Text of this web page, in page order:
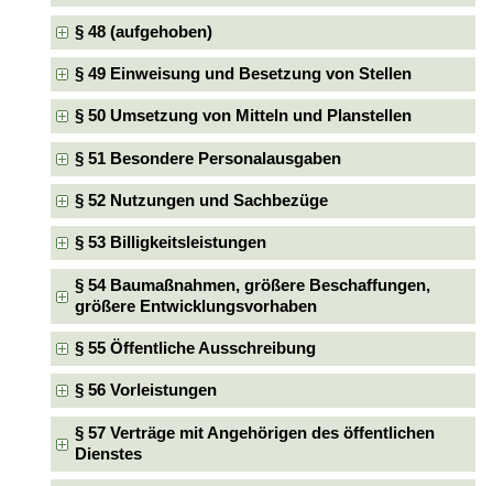
§ 48 (aufgehoben)
§ 49 Einweisung und Besetzung von Stellen
§ 50 Umsetzung von Mitteln und Planstellen
§ 51 Besondere Personalausgaben
§ 52 Nutzungen und Sachbezüge
§ 53 Billigkeitsleistungen
§ 54 Baumaßnahmen, größere Beschaffungen,
größere Entwicklungsvorhaben
§ 55 Öffentliche Ausschreibung
§ 56 Vorleistungen
§ 57 Verträge mit Angehörigen des öffentlichen
Dienstes